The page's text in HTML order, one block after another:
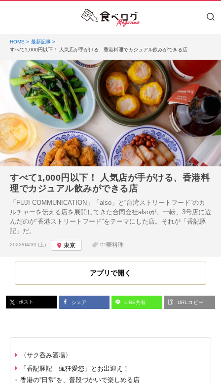
HOME
最新記事
すべて1,000円以下！ 人気店が手がける、香港料理でカジュアル飲みができる店
すべて1,000円以下！ 人気店が手がける、香港料
理でカジュアル飲みができる店
「FUJI COMMUNICATION」「also」と“台湾ストリートフード”のカ
ルチャーを伝える店を展開してきた合同会社alsoが、一転、3号店に選
んだのが“香港ストリートフード”をテーマにした店。それが「香記豚
記」だ。
投稿日:
2022/04/30 (土) 東京 中華料理
アプリで開く
ポスト シェア LINE共有 URLコピー
〈サク呑み酒場〉
「香記豚記 瘋狂愛您」とお出迎え！
香港の“日常”を、普段づかいで楽しめる店